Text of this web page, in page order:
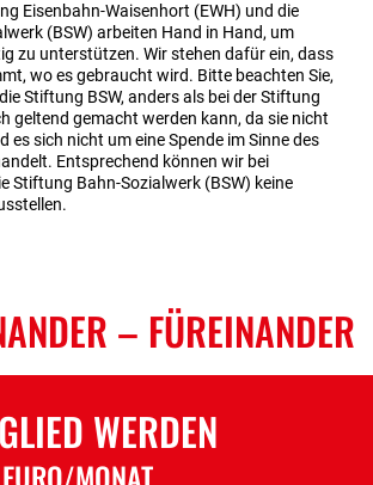
Eisenbahn-Waisenhort (EWH) und die
(BSW) arbeiten Hand in Hand, um
zu unterstützen. Wir stehen dafür ein, dass
wo es gebraucht wird. Bitte beachten Sie,
Stiftung BSW, anders als bei der Stiftung
geltend gemacht werden kann, da sie nicht
es sich nicht um eine Spende im Sinne des
Entsprechend können wir bei
Stiftung Bahn-Sozialwerk (BSW) keine
– FÜREINANDER
WERDEN